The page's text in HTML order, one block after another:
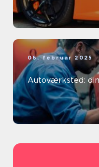
06. februar 2025
Autoværksted: